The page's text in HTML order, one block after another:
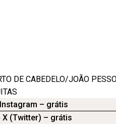
DE CABEDELO/JOÃO
– grátis
X (Twitter) – grátis